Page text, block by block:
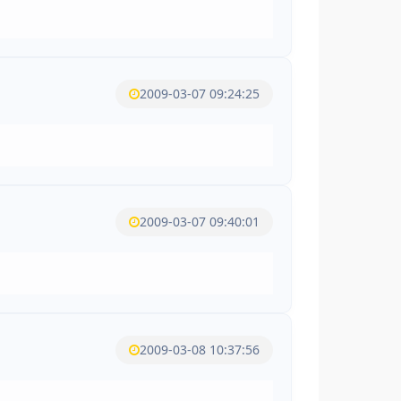
2009-03-07 09:24:25
2009-03-07 09:40:01
2009-03-08 10:37:56